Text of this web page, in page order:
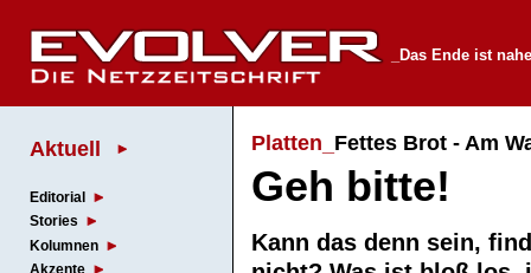
_Das Ende ist nahe
Aktuell
Editorial
Stories
Kolumnen
Platten_ Fettes Brot - Am
Geh bitte!
Kann das denn sein,